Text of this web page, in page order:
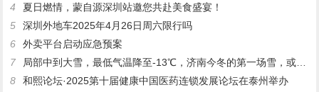
4
夏日燃情，蒙自源深圳站邀您共赴美食盛宴！
5
深圳外地车2025年4月26日周六限行吗
6
外卖平台启动应急预案
7
局部中到大雪，最低气温降至-13℃，济南今冬的第一场雪，或跟去年同一时间！
8
和熙论坛·2025第十届健康中国医药连锁发展论坛在泰州举办